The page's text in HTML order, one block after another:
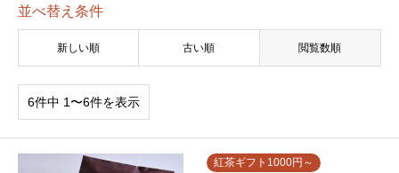
並べ替え条件
新しい順 古い順 閲覧数順
6件中 1〜6件を表示
紅茶ギフト1000円～